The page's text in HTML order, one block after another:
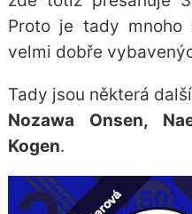
Proto je tady mnoho
velmi dobře
Tady jsou některá
Nozawa Onsen,
Kogen.